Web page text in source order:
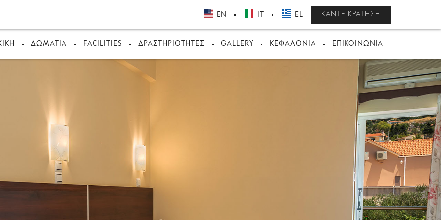
EN IT EL ΚΆΝΤΕ ΚΡΆΤΗΣΗ
ΔΩΜΆΤΙΑ FACILITIES ΔΡΑΣΤΗΡΙΌΤΗΤΕΣ GALLERY ΚΕΦΑΛΟΝΙΆ ΕΠΙΚΟΙΝΩΝΊΑ